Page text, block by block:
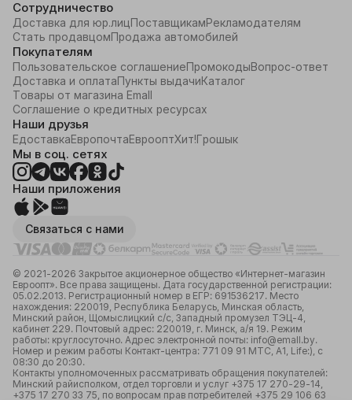
Сотрудничество
Доставка для юр.лицПоставщикамРекламодателям
Стать продавцомПродажа автомобилей
Покупателям
Пользовательское соглашениеПромокодыВопрос-ответ
Доставка и оплатаПункты выдачиКаталог
Товары от магазина Emall
Соглашение о кредитных ресурсах
Наши друзья
ЕдоставкаЕвропочтаЕврооптХит!Грошык
Мы в соц. сетях
Наши приложения
Связаться с нами
© 2021-2026 Закрытое акционерное общество «Интернет-магазин
Евроопт». Все права защищены. Дата государственной регистрации:
05.02.2013. Регистрационный номер в ЕГР: 691536217. Место
нахождения: 220019, Республика Беларусь, Минская область,
Минский район, Щомыслицкий с/с, Западный промузел ТЭЦ-4,
кабинет 229. Почтовый адрес: 220019, г. Минск, а/я 19. Режим
работы: круглосуточно. Адрес электронной почты: info@emall.by.
Номер и режим работы Контакт-центра: 771 09 91 МТС, А1, Life:), с
08:30 до 20:30.
Контакты уполномоченных рассматривать обращения покупателей:
Минский райисполком, отдел торговли и услуг +375 17 270-29-14,
+375 17 270 33 75, по вопросам прав потребителей +375 29 106 63